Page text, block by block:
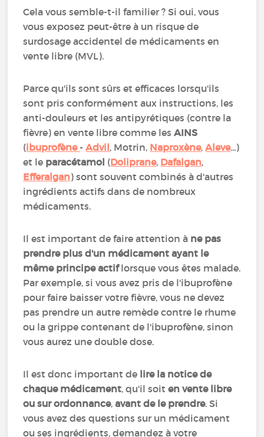
Cela vous semble-t-il familier ? Si oui, vous
vous exposez peut-être à un risque de
surdosage accidentel de médicaments en
vente libre (MVL).
Parce qu'ils sont sûrs et efficaces lorsqu'ils
sont pris conformément aux instructions, les
anti-douleurs et les antipyrétiques (contre la
fièvre) en vente libre comme lesAINS
(ibuprofène -Advil, Motrin, Naproxène,Aleve...)
et le paracétamol (Doliprane, Dafalgan,
Efferalgan) sont souvent combinés à d'autres
ingrédients actifs dans de nombreux
médicaments.
Il est important de faire attention à ne pas
prendre plus d'un médicament ayant le
même principe actiflorsque vous êtes malade.
Par exemple, si vous avez pris de l'ibuprofène
pour faire baisser votre fièvre, vous ne devez
pas prendre un autre remède contre le rhume
ou la grippe contenant de l'ibuprofène, sinon
vous aurez une double dose.
Il est donc important de lire la notice de
chaque médicament, qu'il soiten vente libre
ou sur ordonnance, avant de le prendre. Si
vous avez des questions sur un médicament
ou ses ingrédients, demandez à votre